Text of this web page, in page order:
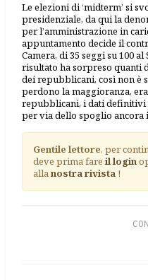
Le elezioni di ‘midterm’ si
presidenziale, da qui la
per l’amministrazione in
appuntamento decide il
Camera, di 35 seggi su 100
risultato ha sorpreso quanti
dei repubblicani, così non è
perdono la maggioranza,
repubblicani, i dati definitivi
per via dello spoglio ancora
Gentile lettore, per
deve prima fare il login
allanostra rivista !